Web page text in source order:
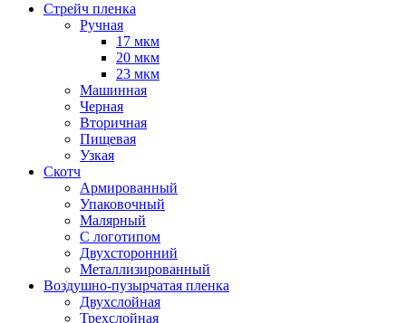
Стрейч пленка
Ручная
17 мкм
20 мкм
23 мкм
Машинная
Черная
Вторичная
Пищевая
Узкая
Скотч
Армированный
Упаковочный
Малярный
С логотипом
Двухсторонний
Металлизированный
Воздушно-пузырчатая пленка
Двухслойная
Трехслойная